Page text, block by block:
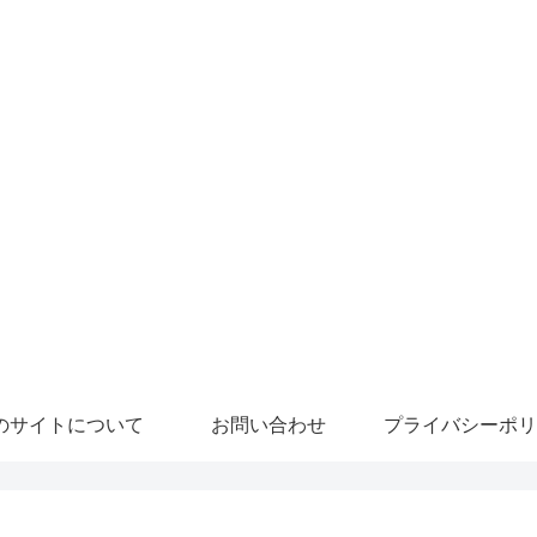
サイトについて お問い合わせ プライバシーポ